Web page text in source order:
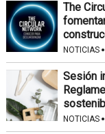
The
NOTICIAS ·
Sesión
NOTICIAS ·